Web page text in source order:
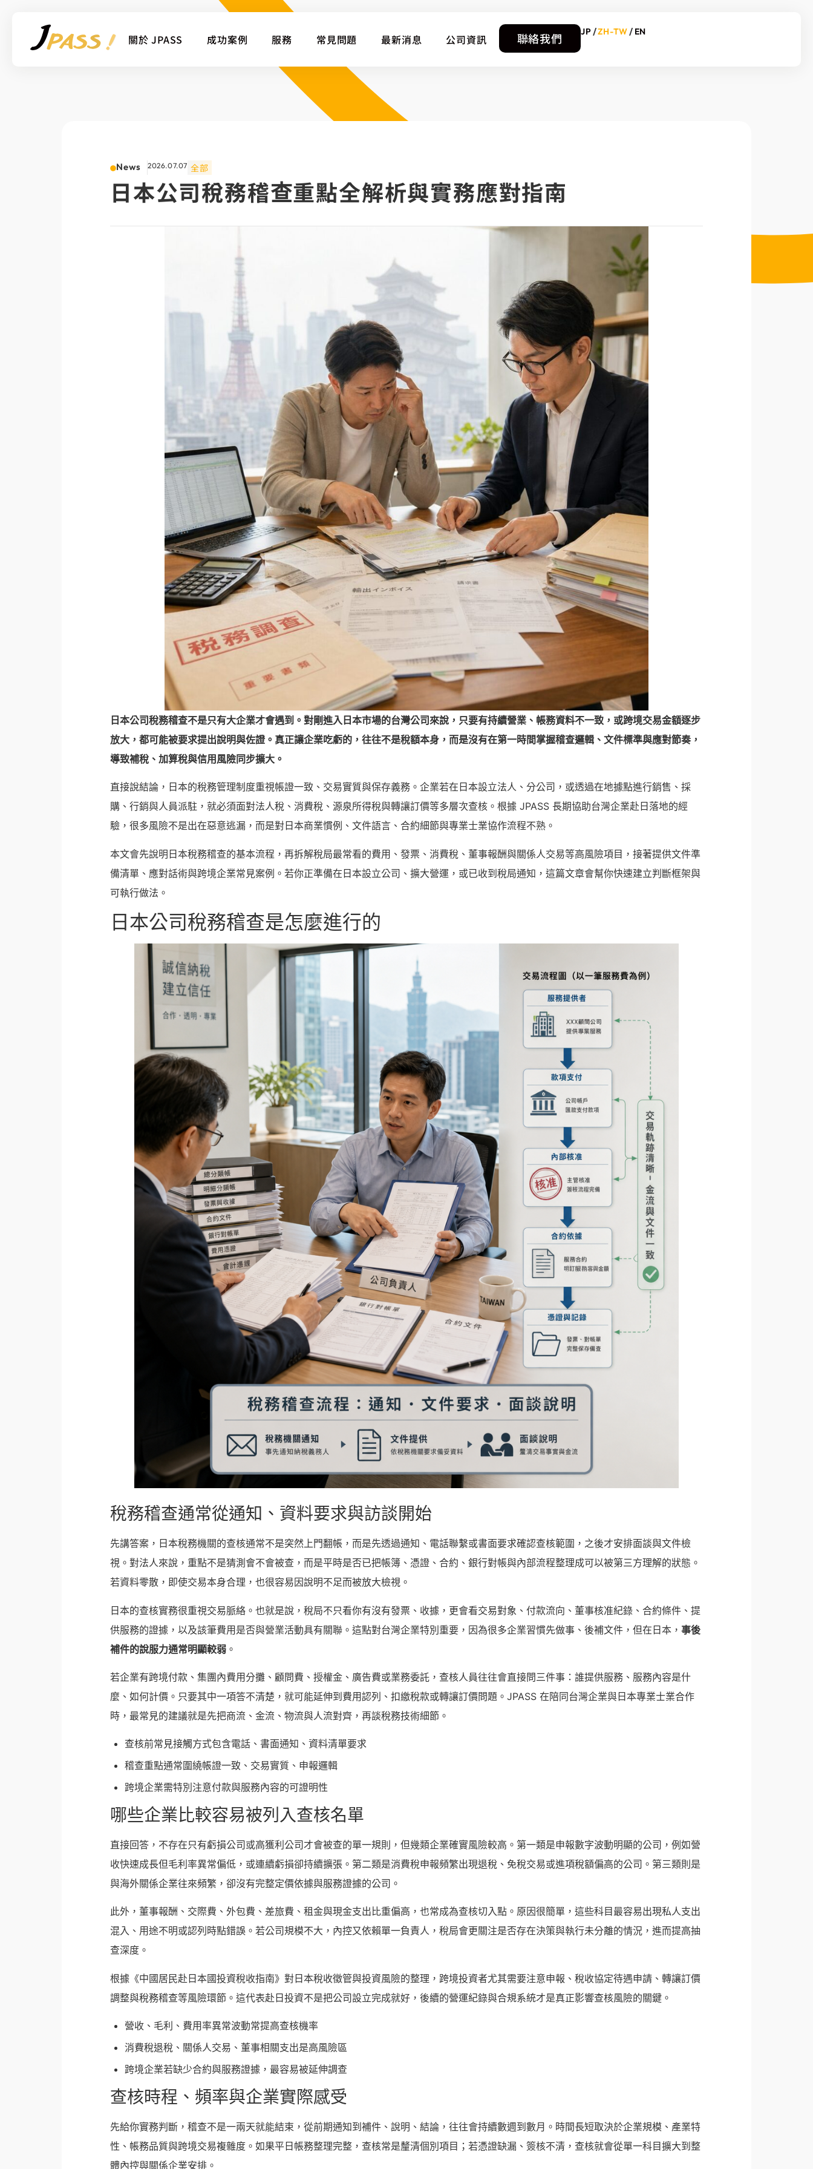
關於 JPASS 成功案例 服務 常見問題 最新消息 公司資訊 聯絡我們 JP ZH-TW EN
News 2026.07.07 全部
日本公司稅務稽查重點全解析與實務應對指南
日本公司稅務稽查不是只有大企業才會遇到。對剛進入日本市場的台灣公司來說，只要有持續營業、帳務資料不一致，或跨境交易金額逐步
放大，都可能被要求提出說明與佐證。真正讓企業吃虧的，往往不是稅額本身，而是沒有在第一時間掌握稽查邏輯、文件標準與應對節奏，
導致補稅、加算稅與信用風險同步擴大。
直接說結論，日本的稅務管理制度重視帳證一致、交易實質與保存義務。企業若在日本設立法人、分公司，或透過在地據點進行銷售、採
購、行銷與人員派駐，就必須面對法人稅、消費稅、源泉所得稅與轉讓訂價等多層次查核。根據 JPASS 長期協助台灣企業赴日落地的經
驗，很多風險不是出在惡意逃漏，而是對日本商業慣例、文件語言、合約細節與專業士業協作流程不熟。
本文會先說明日本稅務稽查的基本流程，再拆解稅局最常看的費用、發票、消費稅、董事報酬與關係人交易等高風險項目，接著提供文件準
備清單、應對話術與跨境企業常見案例。若你正準備在日本設立公司、擴大營運，或已收到稅局通知，這篇文章會幫你快速建立判斷框架與
可執行做法。
日本公司稅務稽查是怎麼進行的
稅務稽查通常從通知、資料要求與訪談開始
先講答案，日本稅務機關的查核通常不是突然上門翻帳，而是先透過通知、電話聯繫或書面要求確認查核範圍，之後才安排面談與文件檢
視。對法人來說，重點不是猜測會不會被查，而是平時是否已把帳簿、憑證、合約、銀行對帳與內部流程整理成可以被第三方理解的狀態。
若資料零散，即使交易本身合理，也很容易因說明不足而被放大檢視。
日本的查核實務很重視交易脈絡。也就是說，稅局不只看你有沒有發票、收據，更會看交易對象、付款流向、董事核准紀錄、合約條件、提
供服務的證據，以及該筆費用是否與營業活動具有關聯。這點對台灣企業特別重要，因為很多企業習慣先做事、後補文件，但在日本， 事後
補件的說服力通常明顯較弱 。
若企業有跨境付款、集團內費用分攤、顧問費、授權金、廣告費或業務委託，查核人員往往會直接問三件事：誰提供服務、服務內容是什
麼、如何計價。只要其中一項答不清楚，就可能延伸到費用認列、扣繳稅款或轉讓訂價問題。JPASS 在陪同台灣企業與日本專業士業合作
時，最常見的建議就是先把商流、金流、物流與人流對齊，再談稅務技術細節。
查核前常見接觸方式包含電話、書面通知、資料清單要求
稽查重點通常圍繞帳證一致、交易實質、申報邏輯
跨境企業需特別注意付款與服務內容的可證明性
哪些企業比較容易被列入查核名單
直接回答，不存在只有虧損公司或高獲利公司才會被查的單一規則，但幾類企業確實風險較高。第一類是申報數字波動明顯的公司，例如營
收快速成長但毛利率異常偏低，或連續虧損卻持續擴張。第二類是消費稅申報頻繁出現退稅、免稅交易或進項稅額偏高的公司。第三類則是
與海外關係企業往來頻繁，卻沒有完整定價依據與服務證據的公司。
此外，董事報酬、交際費、外包費、差旅費、租金與現金支出比重偏高，也常成為查核切入點。原因很簡單，這些科目最容易出現私人支出
混入、用途不明或認列時點錯誤。若公司規模不大，內控又依賴單一負責人，稅局會更關注是否存在決策與執行未分離的情況，進而提高抽
查深度。
根據《中國居民赴日本國投資稅收指南》對日本稅收徵管與投資風險的整理，跨境投資者尤其需要注意申報、稅收協定待遇申請、轉讓訂價
調整與稅務稽查等風險環節。這代表赴日投資不是把公司設立完成就好，後續的營運紀錄與合規系統才是真正影響查核風險的關鍵。
營收、毛利、費用率異常波動常提高查核機率
消費稅退稅、關係人交易、董事相關支出是高風險區
跨境企業若缺少合約與服務證據，最容易被延伸調查
查核時程、頻率與企業實際感受
先給你實務判斷，稽查不是一兩天就能結束，從前期通知到補件、說明、結論，往往會持續數週到數月。時間長短取決於企業規模、產業特
性、帳務品質與跨境交易複雜度。如果平日帳務整理完整，查核常是釐清個別項目；若憑證缺漏、簽核不清，查核就會從單一科目擴大到整
體內控與關係企業安排。